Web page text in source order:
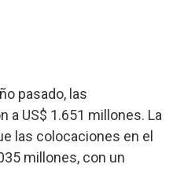
pasado, las
a US$ 1.651 millones. La
las colocaciones en el
millones, con un